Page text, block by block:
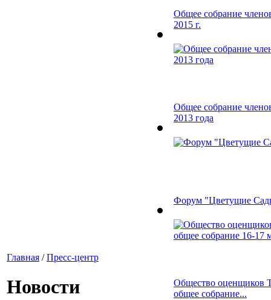
Главная /Пресс-центр
Новости
Общее собрание
2015 г.
Общее собрание
2013 года
Форум "Цветущие
Общество оценщиков
общее собрание...